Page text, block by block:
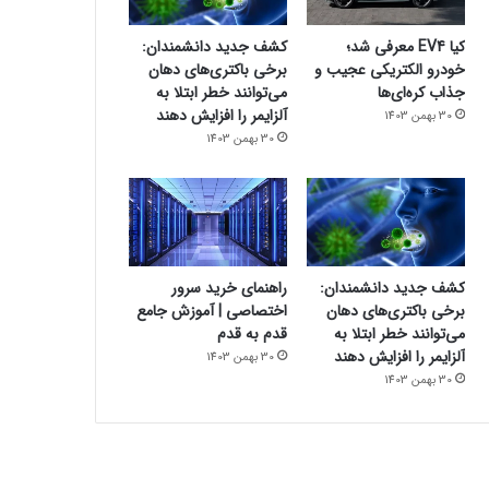
کیا EV4 معرفی شد؛
خودرو الکتریکی عجیب و
جذاب کره‌ای‌ها
30 بهمن 1403
کشف جدید دانشمندان:
برخی باکتری‌های دهان
می‌توانند خطر ابتلا به
آلزایمر را افزایش دهند
30 بهمن 1403
کشف جدید دانشمندان:
برخی باکتری‌های دهان
می‌توانند خطر ابتلا به
آلزایمر را افزایش دهند
30 بهمن 1403
راهنمای خرید سرور
اختصاصی | آموزش جامع
قدم به قدم
30 بهمن 1403